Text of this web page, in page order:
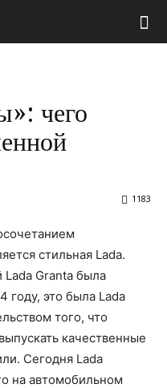
чего
1183
стильная Lada.
Lada Granta была
это была Lada
того, что
качественные
Сегодня Lada
на автомобильном